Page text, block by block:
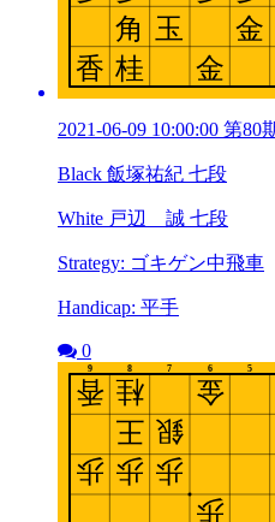
2021-06-09 10:00:00 第
Black 飯塚祐紀 七段
White 戸辺 誠 七段
Strategy: ゴキゲン中飛車
Handicap: 平手
0